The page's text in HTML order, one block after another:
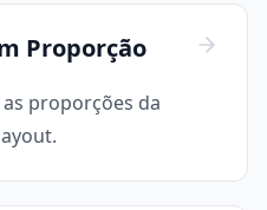
Proporção
proporções da